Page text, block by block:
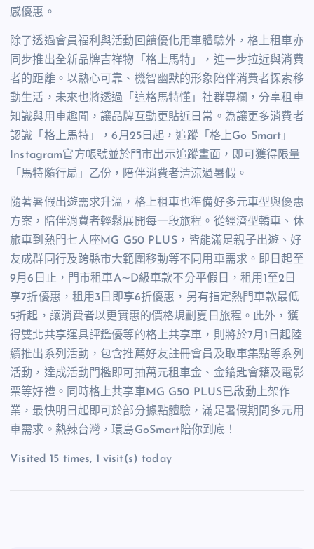
感優惠。
除了透過會員福利與活動回饋優化用車體驗外，格上租車亦
同步推出全新品牌吉祥物「格上馬特」，進一步拉近與消費
者的距離。以熱心可靠、機智幽默的形象陪伴消費者探索移
動生活，未來也將透過「這格馬特懂」社群專欄，分享租車
知識與用車趣聞，讓品牌互動更貼近日常。為讓更多消費者
認識「格上馬特」，6月 25日起，追蹤「格上Go Smart 」
Instagram官方帳號並於門市出示追蹤畫面，即可獲得限量
「馬特隨行扇」乙份，陪伴消費者清涼過暑假。
隨著暑假出遊需求升溫，格上租車也準備好多元車型與優惠
方案，陪伴消費者輕鬆展開每一段旅程。從經濟型轎車、休
旅車到熱門七人座 MG G50 PLUS，皆能滿足親子出遊、好
友成群同行及跨縣市大範圍移動等不同用車需求。即日起至
9月6 日止，門市租車A∼ D級車款不分平假日，租用 1 至2 日
享7折優惠，租用 3 日即享6折優惠，另有指定熱門車款最低
5折起，讓消費者以更實惠的價格規劃夏日旅程。此外，獲
得雙北共享運具評鑑優等的格上共享車，則將於7月 1 日起陸
續推出系列活動，包含推薦好友註冊會員及取車集點等系列
活動，達成活動門檻即可抽萬元租車金、金鑰匙會籍及電影
票等好禮。同時格上共享車MG G50 PLUS已啟動上架作
業，最快明日起即可於部分據點體驗，滿足暑假期間多元用
車需求。熱辣台灣，環島GoSmart 陪你到底！
Visited 15 times, 1 visit(s) today